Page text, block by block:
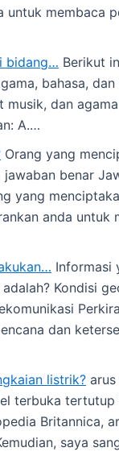
untuk membaca
bidang… Berikut
bahasa,
dan
A.…
Orang yang
benar
yang
anda untuk
Informasi
Kondisi
dan
listrik?
terbuka tertutup
Britannica,
saya